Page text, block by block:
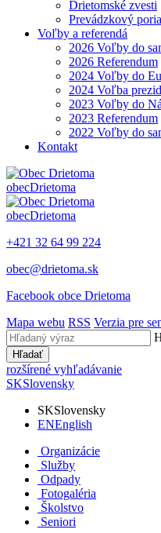
Drietomské zvesti
Prevádzkový
Voľby a referendá
2026 Voľby do
2026 Referendum
2024 Voľby do
2024 Voľba
2023 Voľby do
2023 Referendum
2022 Voľby do
Kontakt
obecDrietoma
obecDrietoma
+421 32 64 99 224
obec@drietoma.sk
Facebook obce Drietoma
Mapa webu RSS Verzia pre
Hľadať
rozšírené vyhľadávanie
SKSlovensky
SKSlovensky
ENEnglish
Organizácie
Služby
Odpady
Fotogaléria
Školstvo
Seniori